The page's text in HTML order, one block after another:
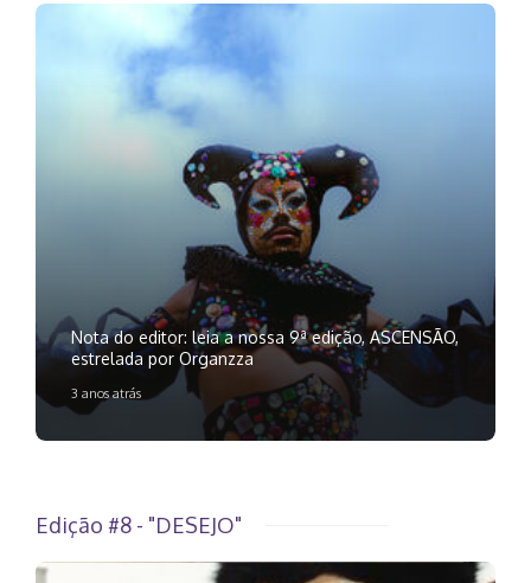
Nota do editor: leia a nossa 9ª edição, ASCENSÃO,
estrelada por Organzza
3 anos atrás
Edição #8 - "DESEJO"